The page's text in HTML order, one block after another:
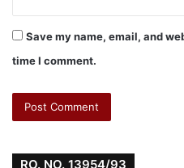
Save my name, email, and
time I comment.
RO. NO. 13954/93